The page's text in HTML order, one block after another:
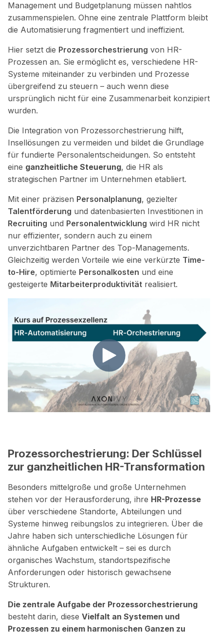
Management und Budgetplanung müssen nahtlos
zusammenspielen. Ohne eine zentrale Plattform bleibt
die Automatisierung fragmentiert und ineffizient.
Hier setzt die Prozessorchestrierung von HR-
Prozessen an. Sie ermöglicht es, verschiedene HR-
Systeme miteinander zu verbinden und Prozesse
übergreifend zu steuern – auch wenn diese
ursprünglich nicht für eine Zusammenarbeit konzipiert
wurden.
Die Integration von Prozessorchestrierung hilft,
Insellösungen zu vermeiden und bildet die Grundlage
für fundierte Personalentscheidungen. So entsteht
eine ganzheitliche Steuerung, die HR als
strategischen Partner im Unternehmen etabliert.
Mit einer präzisen Personalplanung, gezielter
Talentförderung und datenbasierten Investitionen in
Recruiting und Personalentwicklung wird HR nicht
nur effizienter, sondern auch zu einem
unverzichtbaren Partner des Top-Managements.
Gleichzeitig werden Vorteile wie eine verkürzte Time-
to-Hire, optimierte Personalkosten und eine
gesteigerte Mitarbeiterproduktivität realisiert.
Prozessorchestrierung: Der Schlüssel
zur ganzheitlichen HR-Transformation
Besonders mittelgroße und große Unternehmen
stehen vor der Herausforderung, ihre HR-Prozesse
über verschiedene Standorte, Abteilungen und
Systeme hinweg reibungslos zu integrieren. Über die
Jahre haben sich unterschiedliche Lösungen für
ähnliche Aufgaben entwickelt – sei es durch
organisches Wachstum, standortspezifische
Anforderungen oder historisch gewachsene
Strukturen.
Die zentrale Aufgabe der Prozessorchestrierung
besteht darin, diese Vielfalt an Systemen und
Prozessen zu einem harmonischen Ganzen zu